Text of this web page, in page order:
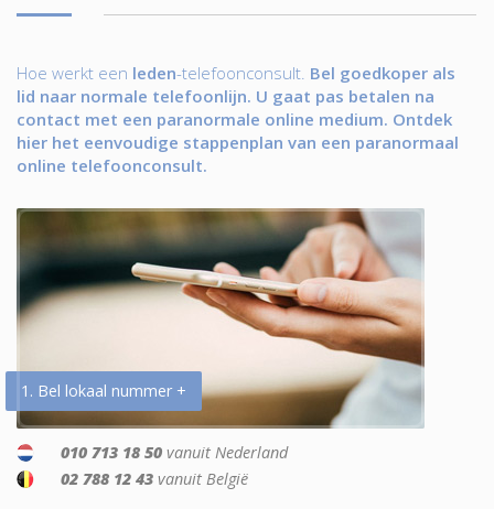
Hoe werkt een leden-telefoonconsult. Bel goedkoper als
lid naar normale telefoonlijn. U gaat pas betalen na
contact met een paranormale online medium. Ontdek
hier het eenvoudige stappenplan van een paranormaal
online telefoonconsult.
1. Bel lokaal nummer +
010 713 18 50 vanuit Nederland
02 788 12 43 vanuit België